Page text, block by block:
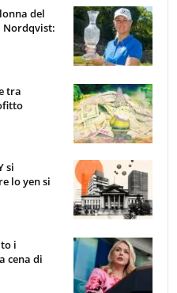
del
Nordqvist:
tra
si
lo yen si
i
cena di